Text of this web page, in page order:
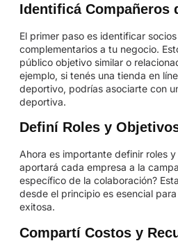
Identificá Compañeros
El primer paso es identificar
complementarios a tu negocio.
público objetivo similar o
ejemplo, si tenés una tienda en
deportivo, podrías asociarte con
deportiva.
Definí Roles y
Ahora es importante definir roles
aportará cada empresa a la
específico de la colaboración?
desde el principio es esencial
exitosa.
Compartí Costos y